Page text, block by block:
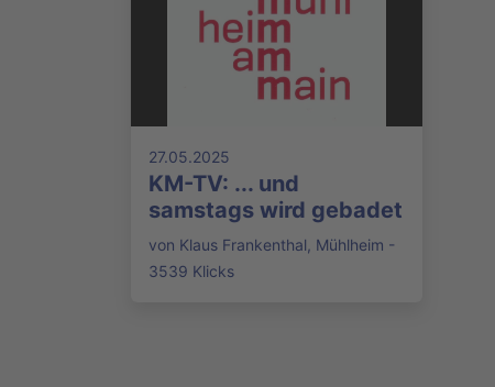
27.05.2025
KM-TV: ... und
samstags wird gebadet
von Klaus Frankenthal, Mühlheim -
3539 Klicks